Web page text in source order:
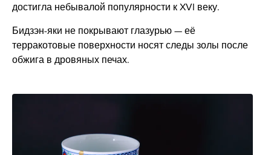
достигла небывалой популярности к XVI веку.
Бидзэн-яки не покрывают глазурью — её
терракотовые поверхности носят следы золы после
обжига в дровяных печах.